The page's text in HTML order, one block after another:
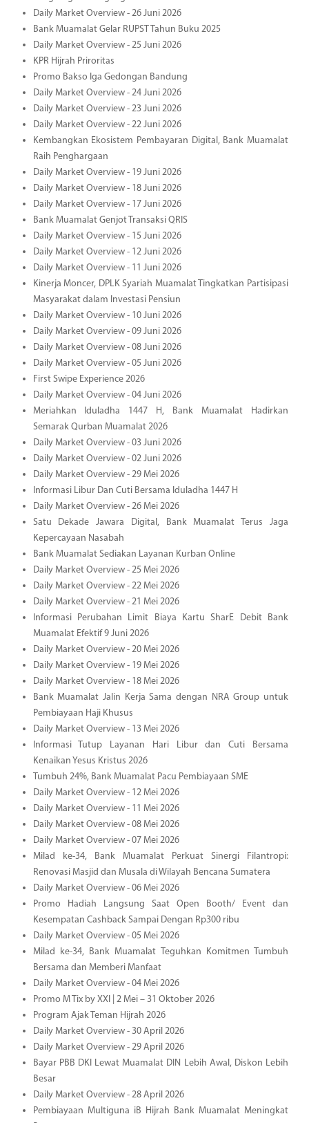
Daily Market Overview - 26 Juni 2026
Bank Muamalat Gelar RUPST Tahun Buku 2025
Daily Market Overview - 25 Juni 2026
KPR Hijrah Priroritas
Promo Bakso Iga Gedongan Bandung
Daily Market Overview - 24 Juni 2026
Daily Market Overview - 23 Juni 2026
Daily Market Overview - 22 Juni 2026
Kembangkan Ekosistem Pembayaran Digital, Bank Muamalat
Raih Penghargaan
Daily Market Overview - 19 Juni 2026
Daily Market Overview - 18 Juni 2026
Daily Market Overview - 17 Juni 2026
Bank Muamalat Genjot Transaksi QRIS
Daily Market Overview - 15 Juni 2026
Daily Market Overview - 12 Juni 2026
Daily Market Overview - 11 Juni 2026
Kinerja Moncer, DPLK Syariah Muamalat Tingkatkan Partisipasi
Masyarakat dalam Investasi Pensiun
Daily Market Overview - 10 Juni 2026
Daily Market Overview - 09 Juni 2026
Daily Market Overview - 08 Juni 2026
Daily Market Overview - 05 Juni 2026
First Swipe Experience 2026
Daily Market Overview - 04 Juni 2026
Meriahkan Iduladha 1447 H, Bank Muamalat Hadirkan
Semarak Qurban Muamalat 2026
Daily Market Overview - 03 Juni 2026
Daily Market Overview - 02 Juni 2026
Daily Market Overview - 29 Mei 2026
Informasi Libur Dan Cuti Bersama Iduladha 1447 H
Daily Market Overview - 26 Mei 2026
Satu Dekade Jawara Digital, Bank Muamalat Terus Jaga
Kepercayaan Nasabah
Bank Muamalat Sediakan Layanan Kurban Online
Daily Market Overview - 25 Mei 2026
Daily Market Overview - 22 Mei 2026
Daily Market Overview - 21 Mei 2026
Informasi Perubahan Limit Biaya Kartu SharE Debit Bank
Muamalat Efektif 9 Juni 2026
Daily Market Overview - 20 Mei 2026
Daily Market Overview - 19 Mei 2026
Daily Market Overview - 18 Mei 2026
Bank Muamalat Jalin Kerja Sama dengan NRA Group untuk
Pembiayaan Haji Khusus
Daily Market Overview - 13 Mei 2026
Informasi Tutup Layanan Hari Libur dan Cuti Bersama
Kenaikan Yesus Kristus 2026
Tumbuh 24%, Bank Muamalat Pacu Pembiayaan SME
Daily Market Overview - 12 Mei 2026
Daily Market Overview - 11 Mei 2026
Daily Market Overview - 08 Mei 2026
Daily Market Overview - 07 Mei 2026
Milad ke-34, Bank Muamalat Perkuat Sinergi Filantropi:
Renovasi Masjid dan Musala di Wilayah Bencana Sumatera
Daily Market Overview - 06 Mei 2026
Promo Hadiah Langsung Saat Open Booth/ Event dan
Kesempatan Cashback Sampai Dengan Rp300 ribu
Daily Market Overview - 05 Mei 2026
Milad ke-34, Bank Muamalat Teguhkan Komitmen Tumbuh
Bersama dan Memberi Manfaat
Daily Market Overview - 04 Mei 2026
Promo M Tix by XXI | 2 Mei – 31 Oktober 2026
Program Ajak Teman Hijrah 2026
Daily Market Overview - 30 April 2026
Daily Market Overview - 29 April 2026
Bayar PBB DKI Lewat Muamalat DIN Lebih Awal, Diskon Lebih
Besar
Daily Market Overview - 28 April 2026
Pembiayaan Multiguna iB Hijrah Bank Muamalat Meningkat